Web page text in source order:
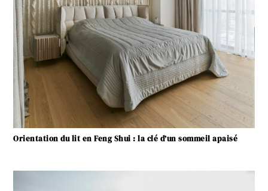
Orientation du lit en Feng Shui : la clé d’un sommeil apaisé